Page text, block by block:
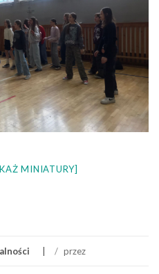
MINIATURY]
/ przez